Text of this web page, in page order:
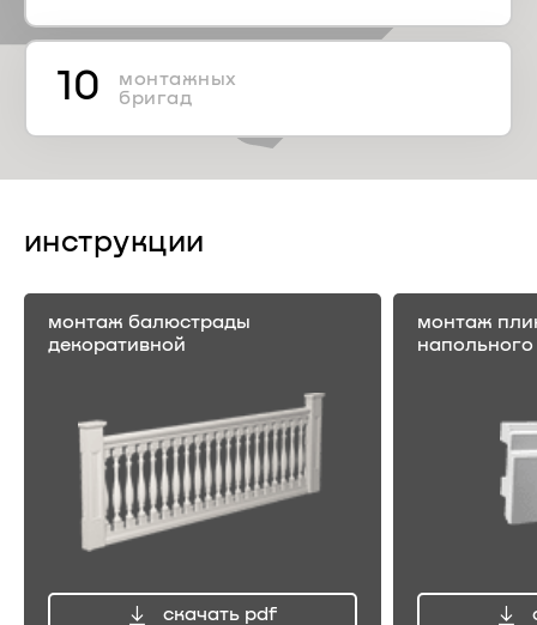
10
монтажных
бригад
инструкции
монтаж балюстрады
декоративной
скачать pdf
монтаж
напольного